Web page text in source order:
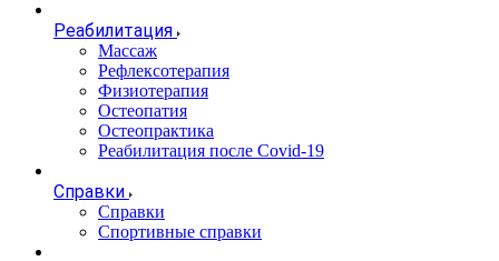
Реабилитация
Массаж
Рефлексотерапия
Физиотерапия
Остеопатия
Остеопрактика
Реабилитация после Covid-19
Справки
Справки
Спортивные справки